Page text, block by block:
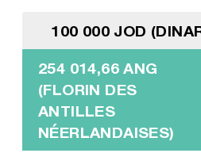
100 000 JOD
254 014,66 ANG
(FLORIN DES
ANTILLES
NÉERLANDAISES)